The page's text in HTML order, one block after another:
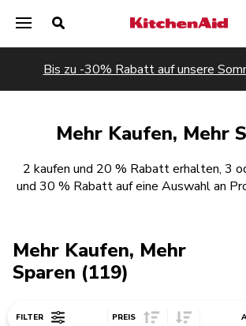
Bis zu -30% Rabatt auf unsere
Mehr Kaufen, Mehr
2 kaufen und 20 % Rabatt erhalten, 3
und 30 % Rabatt auf eine Auswahl an
Mehr Kaufen, Mehr
Sparen (119)
FILTER PREIS Sort PriceSort Price